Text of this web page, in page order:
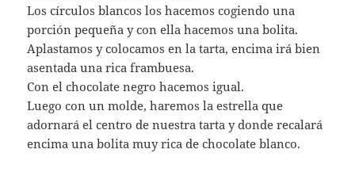
Los círculos blancos los hacemos cogiendo una
porción pequeña y con ella hacemos una bolita.
Aplastamos y colocamos en la tarta, encima irá bien
asentada una rica frambuesa.
Con el chocolate negro hacemos igual.
Luego con un molde, haremos la estrella que
adornará el centro de nuestra tarta y donde recalará
encima una bolita muy rica de chocolate blanco.